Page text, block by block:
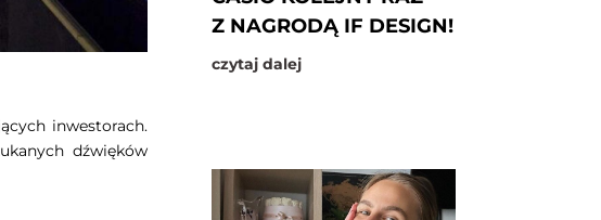
inwestorach.
dźwięków
Z NAGRODĄ IF DESIGN!
czytaj dalej